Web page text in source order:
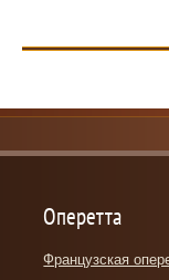
Оперетта
Французская